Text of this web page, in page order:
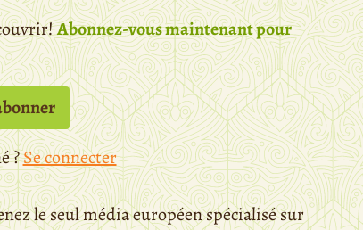
Abonnez-vous maintenant pour
?Se connecter
le seul média européen spécialisé sur